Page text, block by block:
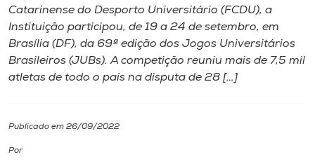
Internacionalização
I.nova
Cultura
Catarinense do Desporto Universitário (FCDU), a
Instituição participou, de 19 a 24 de setembro, em
Brasília (DF), da 69ª edição dos Jogos Universitários
Brasileiros (JUBs). A competição reuniu mais de 7,5 mil
atletas de todo o país na disputa de 28 […]
Publicado em 26/09/2022
Por